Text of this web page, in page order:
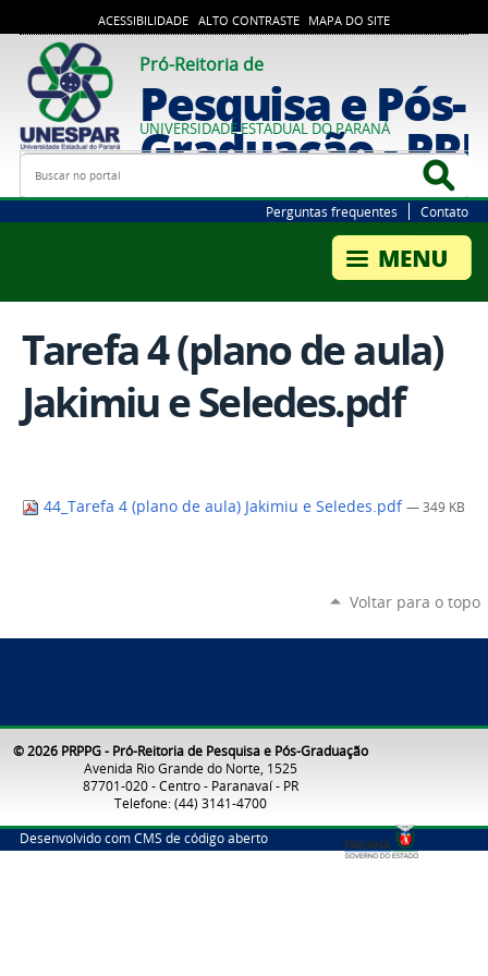
ACESSIBILIDADE ALTO CONTRASTE MAPA DO SITE
Pró-Reitoria de
Pesquisa e Pós-
Graduação -
UNIVERSIDADE ESTADUAL DO PARANÁ
Busca
Perguntas frequentes Contato
Tarefa 4 (plano de aula)
Jakimiu e Seledes.pdf
44_Tarefa 4 (plano de aula) Jakimiu e Seledes.pdf — 349 KB
Voltar para o topo
© 2026 PRPPG - Pró-Reitoria de Pesquisa e Pós-Graduação
Avenida Rio Grande do Norte, 1525
87701-020 - Centro - Paranavaí - PR
Telefone: (44) 3141-4700
Desenvolvido com CMS de código aberto